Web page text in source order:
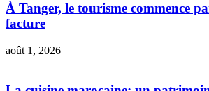
À Tanger, le tourisme commence
facture
août 1, 2026